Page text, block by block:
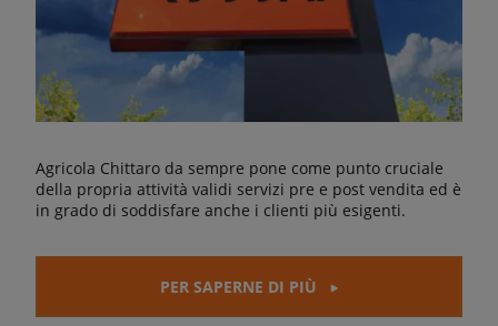
Agricola Chittaro da sempre pone come punto cruciale
della propria attività validi servizi pre e post vendita ed è
in grado di soddisfare anche i clienti più esigenti.
PER SAPERNE DI PIÙ